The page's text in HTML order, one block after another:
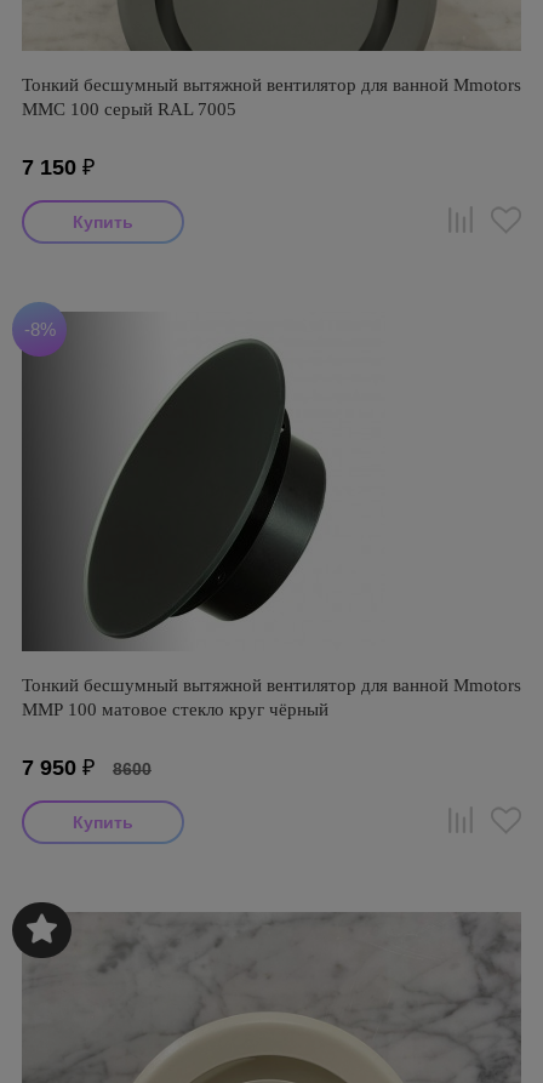
Тонкий бесшумный вытяжной вентилятор для ванной Mmotors
ММC 100 серый RAL 7005
7 150 ₽
-8%
Тонкий бесшумный вытяжной вентилятор для ванной Mmotors
ММР 100 матовое стекло круг чёрный
7 950 ₽ 8600